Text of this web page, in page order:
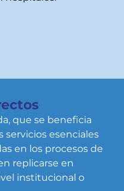
que se beneficia
esenciales
en los procesos de
replicarse en
institucional o